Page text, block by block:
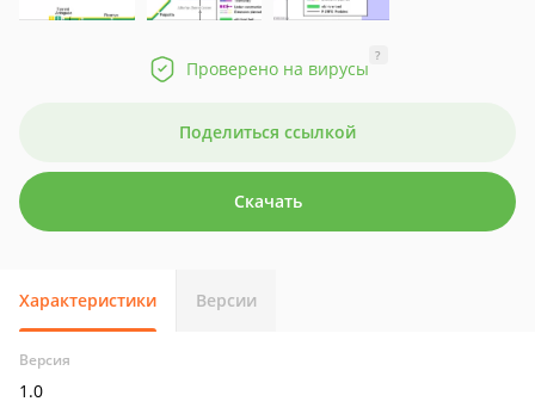
Проверено на вирусы
?
Поделиться ссылкой
Скачать
Характеристики Версии
Версия
1.0